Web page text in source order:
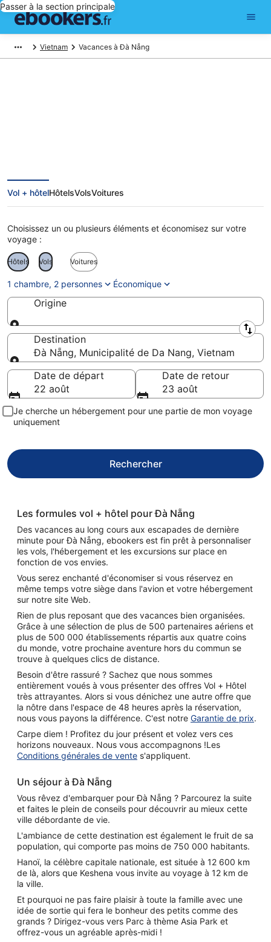
Passer à la section principale
Vietnam Vacances à Đà Nẵng
Vol + hôtelHôtelsVolsVoitures
Choisissez un ou plusieurs éléments et économisez sur votre
voyage :
Hôtels Vols Voitures
1 chambre, 2 personnes Économique
Origine
Origine
Destination
Đà Nẵng, Municipalité de Da Nang, Vietnam
Destination
Date de départ
22 août
Date de retour
23 août
Je cherche un hébergement pour une partie de mon voyage
uniquement
Rechercher
Les formules vol + hôtel pour Đà Nẵng
Des vacances au long cours aux escapades de dernière
minute pour Đà Nẵng, ebookers est fin prêt à personnaliser
les vols, l'hébergement et les excursions sur place en
fonction de vos envies.
Vous serez enchanté d'économiser si vous réservez en
même temps votre siège dans l'avion et votre hébergement
sur notre site Web.
Rien de plus reposant que des vacances bien organisées.
Grâce à une sélection de plus de 500 partenaires aériens et
plus de 500 000 établissements répartis aux quatre coins
du monde, votre prochaine aventure hors du commun se
trouve à quelques clics de distance.
Besoin d'être rassuré ? Sachez que nous sommes
entièrement voués à vous présenter des offres Vol + Hôtel
très attrayantes. Alors si vous dénichez une autre offre que
la nôtre dans l'espace de 48 heures après la réservation,
nous vous payons la différence. C'est notre Garantie de prix.
Carpe diem ! Profitez du jour présent et volez vers ces
horizons nouveaux. Nous vous accompagnons !Les
Conditions générales de vente s'appliquent.
Un séjour à Đà Nẵng
Vous rêvez d'embarquer pour Đà Nẵng ? Parcourez la suite
et faites le plein de conseils pour découvrir au mieux cette
ville débordante de vie.
L'ambiance de cette destination est également le fruit de sa
population, qui comporte pas moins de 750 000 habitants.
Hanoï, la célèbre capitale nationale, est située à 12 600 km
de là, alors que Keshena vous invite au voyage à 12 km de
la ville.
Et pourquoi ne pas faire plaisir à toute la famille avec une
idée de sortie qui fera le bonheur des petits comme des
grands ? Dirigez-vous vers Parc à thème Asia Park et
offrez-vous un agréable après-midi !